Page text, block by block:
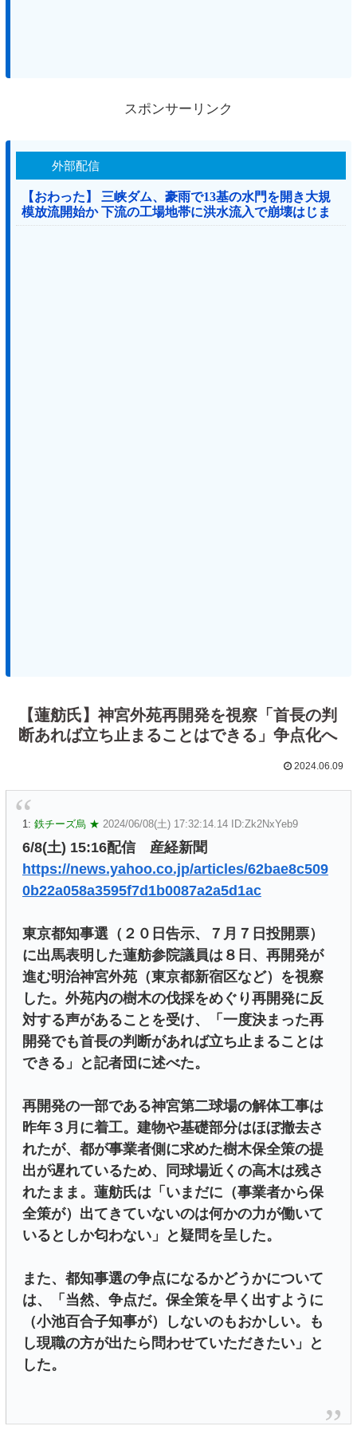
スポンサーリンク
外部配信
【おわった】 三峡ダム、豪雨で13基の水門を開き大規
模放流開始か 下流の工場地帯に洪水流入で崩壊はじま
る
【蓮舫氏】神宮外苑再開発を視察「首長の判
断あれば立ち止まることはできる」争点化へ
2024.06.09
1: 鉄チーズ烏 ★ 2024/06/08(土) 17:32:14.14 ID:Zk2NxYeb9
6/8(土) 15:16配信 産経新聞
https://news.yahoo.co.jp/articles/62bae8c509
0b22a058a3595f7d1b0087a2a5d1ac
東京都知事選（２０日告示、７月７日投開票）
に出馬表明した蓮舫参院議員は８日、再開発が
進む明治神宮外苑（東京都新宿区など）を視察
した。外苑内の樹木の伐採をめぐり再開発に反
対する声があることを受け、「一度決まった再
開発でも首長の判断があれば立ち止まることは
できる」と記者団に述べた。
再開発の一部である神宮第二球場の解体工事は
昨年３月に着工。建物や基礎部分はほぼ撤去さ
れたが、都が事業者側に求めた樹木保全策の提
出が遅れているため、同球場近くの高木は残さ
れたまま。蓮舫氏は「いまだに（事業者から保
全策が）出てきていないのは何かの力が働いて
いるとしか匂わない」と疑問を呈した。
また、都知事選の争点になるかどうかについて
は、「当然、争点だ。保全策を早く出すように
（小池百合子知事が）しないのもおかしい。も
し現職の方が出たら問わせていただきたい」と
した。